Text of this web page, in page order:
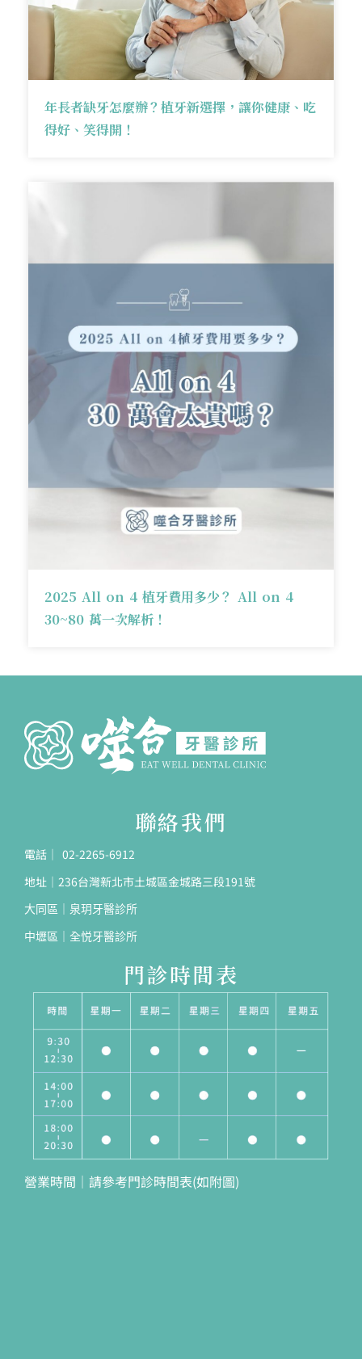
年長者缺牙怎麼辦？植牙新選擇，讓你健康、吃
得好、笑得開！
2025 All on 4 植牙費用多少？ All on 4
30~80 萬一次解析！
聯絡我們
電話｜ 02-2265-6912
地址｜236台灣新北市土城區金城路三段191號
大同區｜泉玥牙醫診所
中壢區｜全悦牙醫診所
門診時間表
營業時間｜請參考門診時間表(如附圖)